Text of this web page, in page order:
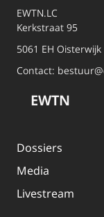
EWTN.LC
Kerkstraat 95
5061 EH Oisterwijk
Contact:
EWTN
Dossiers
Media
Livestream